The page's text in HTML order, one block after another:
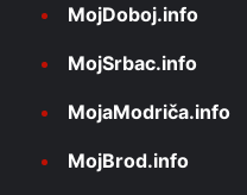
MojDoboj.info
MojSrbac.info
MojaModriča.info
MojBrod.info